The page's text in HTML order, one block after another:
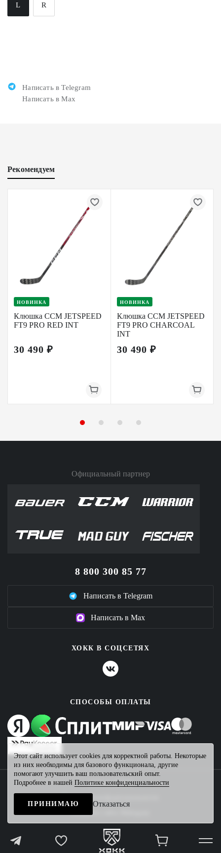
L R
Написать в Telegram
Написать в Max
Рекомендуем
НОВИНКА
Клюшка CCM JETSPEED
FT9 PRO RED INT
30 490 ₽
НОВИНКА
Клюшка CCM JETSPEED
FT9 PRO CHARCOAL
INT
30 490 ₽
Официальный партнер
8 800 300 85 77
Написать в Telegram
Написать в Max
ХОКК В СОЦСЕТЯХ
СПОСОБЫ ОПЛАТЫ
2026 © ХОКК
Создание сайта
Этот сайт использует cookies для корректной работы. Некоторые
из них необходимы для базового функционала, другие
помогают улучшить ваш пользовательский опыт.
Подробнее в нашей Политике конфиденциальности
ПРИНИМАЮ Отказаться